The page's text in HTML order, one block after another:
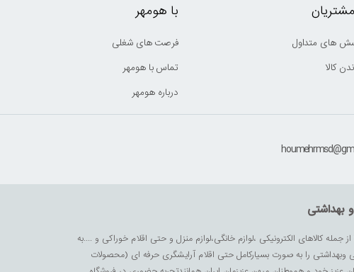
های متداول
کالا
با هومهر
فرصت های شغلی
تماس با هومهر
درباره هومهر
بهداشتی
جمله کالاهای الکترونیکی ،لوازم خانگی،لوازم منزل و حتی اقلام خوراکی و ....به
وبهداشتی را به صورت بسیارکامل حتی اقلام آرایشگری حرفه ای (محصولات